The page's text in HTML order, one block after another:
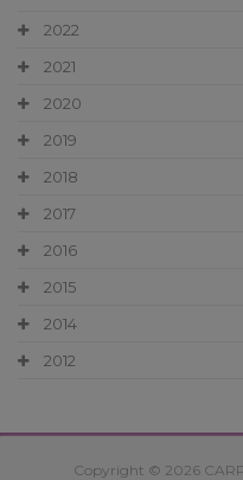
2022
2021
2020
2019
2018
2017
2016
2015
2014
2012
Copyright © 2026